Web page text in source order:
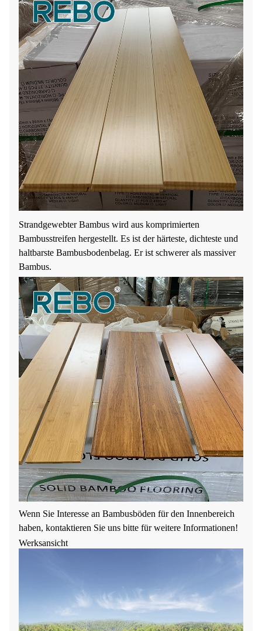
Strandgewebter Bambus wird aus komprimierten
Bambusstreifen hergestellt. Es ist der härteste, dichteste und
haltbarste Bambusbodenbelag. Er ist schwerer als massiver
Bambus.
Wenn Sie Interesse an Bambusböden für den Innenbereich
haben, kontaktieren Sie uns bitte für weitere Informationen!
Werksansicht